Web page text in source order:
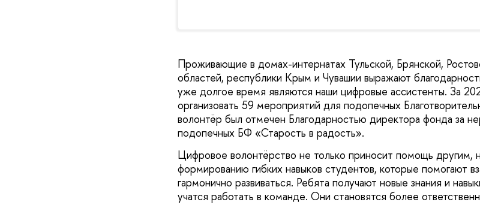
Проживающие в домах-интернатах Тульской, Брянской,
областей, республики Крым и Чувашии выражают
уже долгое время являются наши цифровые ассистенты. За
организовать 59 мероприятий для подопечных
волонтёр был отмечен Благодарностью директора фонда за
подопечных БФ «Старость в радость».
Цифровое волонтёрство не только приносит помощь другим,
формированию гибких навыков студентов, которые помогают
гармонично развиваться. Ребята получают новые знания и
учатся работать в команде. Они становятся более